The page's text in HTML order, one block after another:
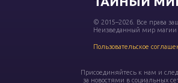
© 2015–2026. Все права
Неизведанный мир магии
Пользовательское
Присоединяйтесь к нам и
за новостями в социальных